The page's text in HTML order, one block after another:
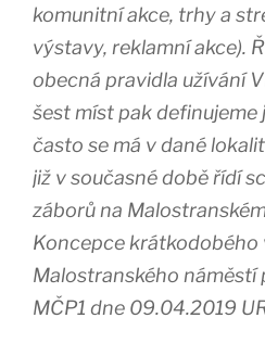
komunitní akce, trhy a
výstavy, reklamní akce).
obecná pravidla užívání
šest míst pak definujeme
často se má v dané
již v současné době řídí
záborů na
Koncepce krátkodobého
Malostranského náměstí
MČP1 dne 09.04.2019